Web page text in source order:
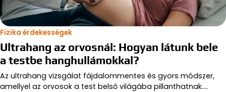
Fizika érdekességek
Ultrahang az orvosnál: Hogyan látunk bele
a testbe hanghullámokkal?
Az ultrahang vizsgálat fájdalommentes és gyors módszer,
amellyel az orvosok a test belső világába pillanthatnak.…